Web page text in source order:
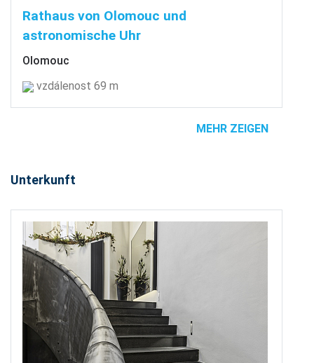
Rathaus von Olomouc und
astronomische Uhr
Olomouc
vzdálenost 69 m
MEHR ZEIGEN
Unterkunft